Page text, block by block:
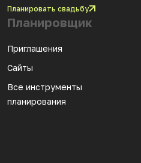
Планировать свадьбу
Планировщик
Приглашения
Сайты
Все инструменты
планирования